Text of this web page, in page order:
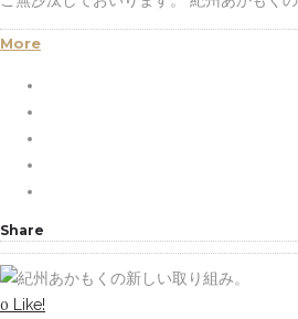
More
Share
0 Like!